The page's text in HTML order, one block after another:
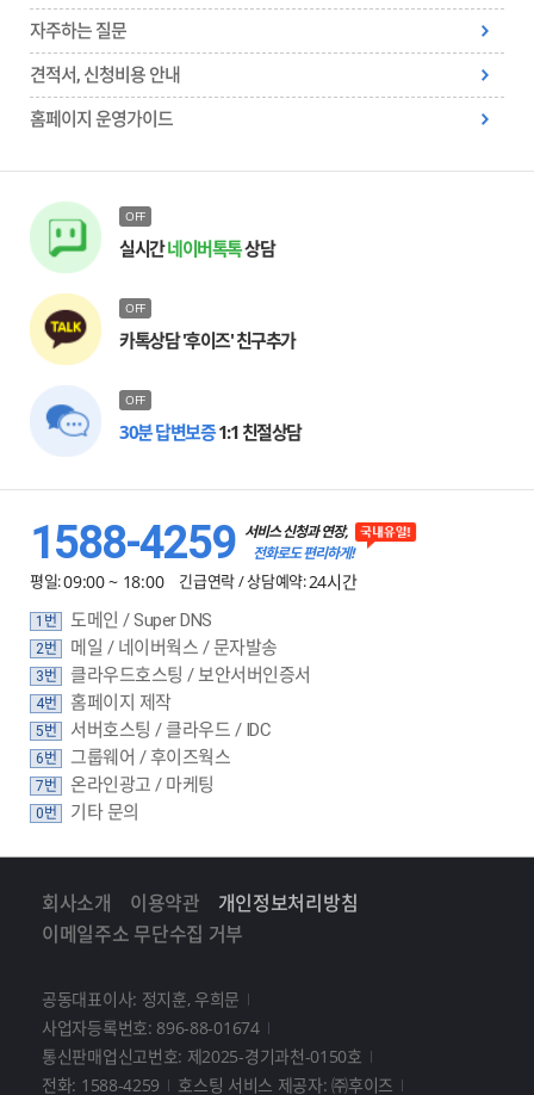
자주하는 질문
견적서, 신청비용 안내
홈페이지 운영가이드
OFF
실시간네이버톡톡상담
OFF
카톡상담 '후이즈' 친구추가
OFF
30분 답변보증1:1 친절상담
1588-4259 서비스 신청과 연장,
전화로도 편리하게!
평일:09:00 ~ 18:00 긴급연락 / 상담예약:24시간
1번 도메인 / Super DNS
2번 메일 / 네이버웍스 / 문자발송
3번 클라우드호스팅 / 보안서버인증서
4번 홈페이지 제작
5번 서버호스팅 / 클라우드 / IDC
6번 그룹웨어 / 후이즈웍스
7번 온라인광고 / 마케팅
0번 기타 문의
회사소개 이용약관
개인정보처리방침
이메일주소 무단수집 거부
공동대표이사: 정지훈, 우희문
사업자등록번호: 896-88-01674
통신판매업신고번호: 제2025-경기과천-0150호
전화: 1588-4259
호스팅 서비스 제공자: ㈜후이즈